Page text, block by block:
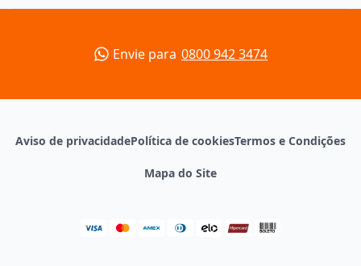
Envie para 0800 942 3474
Aviso de privacidadePolítica de cookiesTermos e Condições
Mapa do Site